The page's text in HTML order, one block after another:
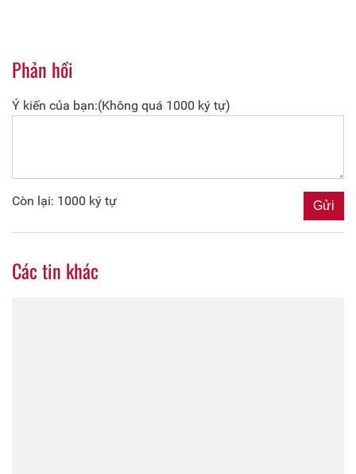
Phản hồi
Ý kiến của bạn:(Không quá 1000 ký tự)
Còn lại: 1000 ký tự
Các tin khác